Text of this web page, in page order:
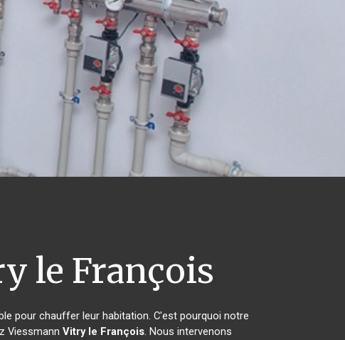
le François
pour chauffer leur habitation. C'est pourquoi notre
Viessmann Vitry le François. Nous intervenons